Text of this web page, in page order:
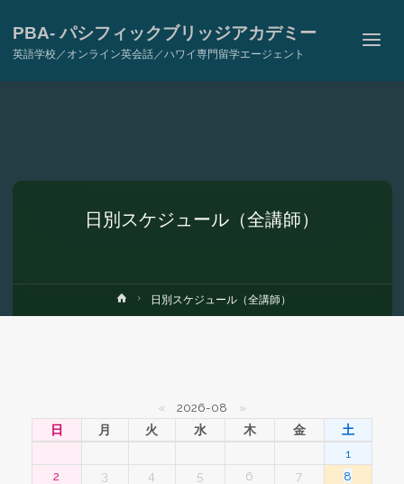
PBA- パシフィックブリッジアカデミー
英語学校／オンライン英会話／ハワイ専門留学エージェント
日別スケジュール（全講師）
ホ
ー
日別スケジュール（全講師）
« 2026-08
»
日
月 火 水 木 金
土
1
2
3 4 5 6 7
8